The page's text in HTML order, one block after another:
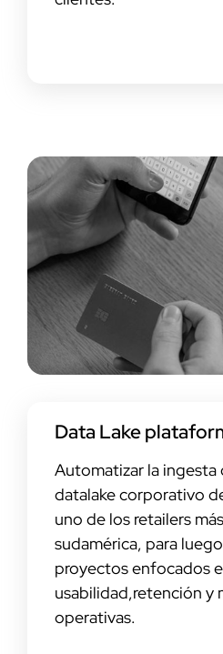
Data Lake
Automatizar la ingesta
datalake corporativo
uno de los retailers
sudamérica, para
proyectos enfocados
usabilidad,retención y
operativas.